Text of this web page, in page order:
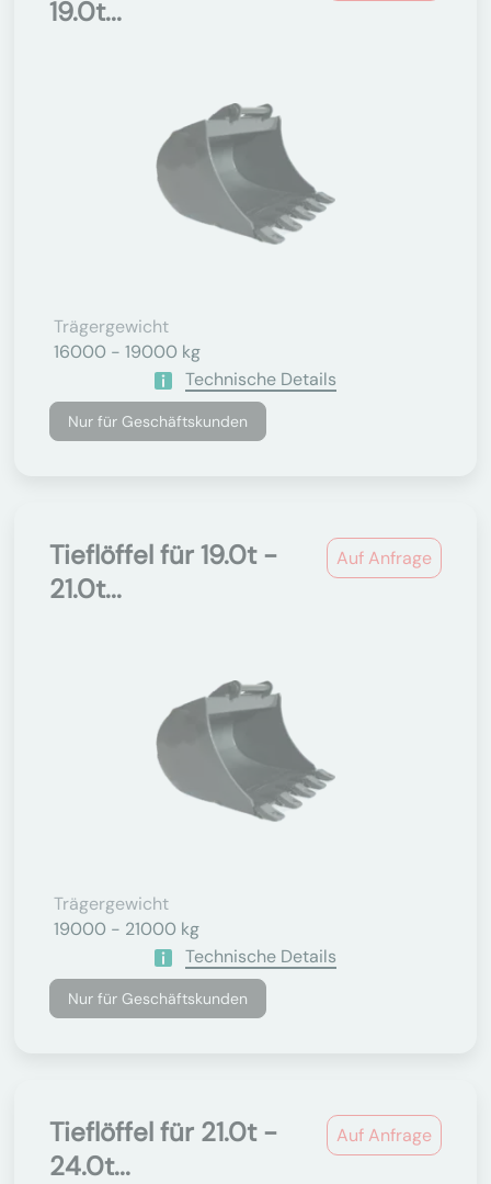
19.0t...
Trägergewicht
16000 - 19000 kg
Technische Details
Nur für Geschäftskunden
Auf Anfrage
Tieflöffel für 19.0t -
21.0t...
Trägergewicht
19000 - 21000 kg
Technische Details
Nur für Geschäftskunden
Auf Anfrage
Tieflöffel für 21.0t -
24.0t...